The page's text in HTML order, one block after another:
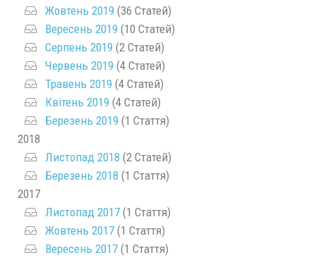
Жовтень 2019 (36 Статей)
Вересень 2019 (10 Статей)
Серпень 2019 (2 Статей)
Червень 2019 (4 Статей)
Травень 2019 (4 Статей)
Квітень 2019 (4 Статей)
Березень 2019 (1 Стаття)
2018
Листопад 2018 (2 Статей)
Березень 2018 (1 Стаття)
2017
Листопад 2017 (1 Стаття)
Жовтень 2017 (1 Стаття)
Вересень 2017 (1 Стаття)